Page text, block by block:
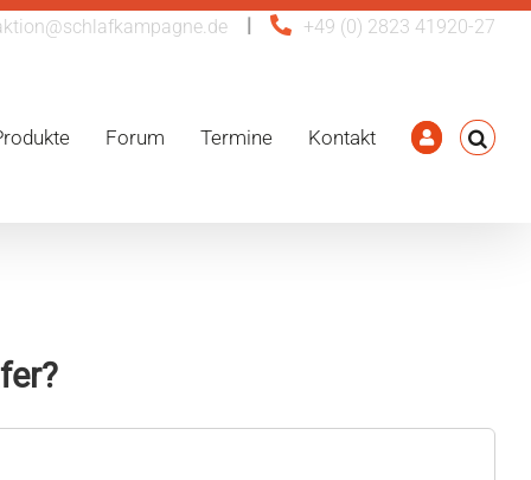
+49 (0) 2823 41920-27
|
Forum Termine Kontakt